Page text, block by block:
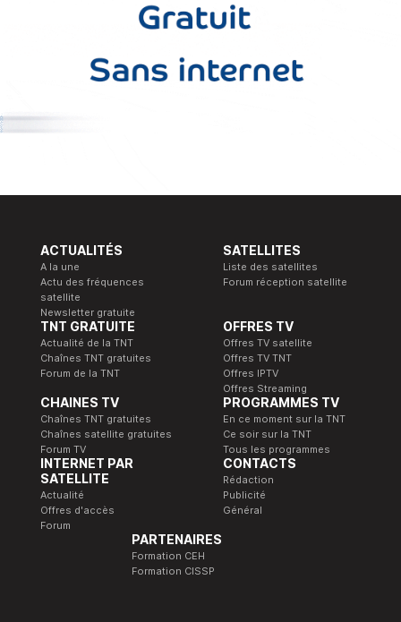
ACTUALITÉS
A la une
Actu des fréquences
satellite
Newsletter gratuite
SATELLITES
Liste des satellites
Forum réception satellite
TNT GRATUITE
Actualité de la TNT
Chaînes TNT gratuites
Forum de la TNT
OFFRES TV
Offres TV satellite
Offres TV TNT
Offres IPTV
Offres Streaming
CHAINES TV
Chaînes TNT gratuites
Chaînes satellite gratuites
Forum TV
PROGRAMMES TV
En ce moment sur la TNT
Ce soir sur la TNT
Tous les programmes
INTERNET PAR
SATELLITE
Actualité
Offres d'accès
Forum
CONTACTS
Rédaction
Publicité
Général
PARTENAIRES
Formation CEH
Formation CISSP